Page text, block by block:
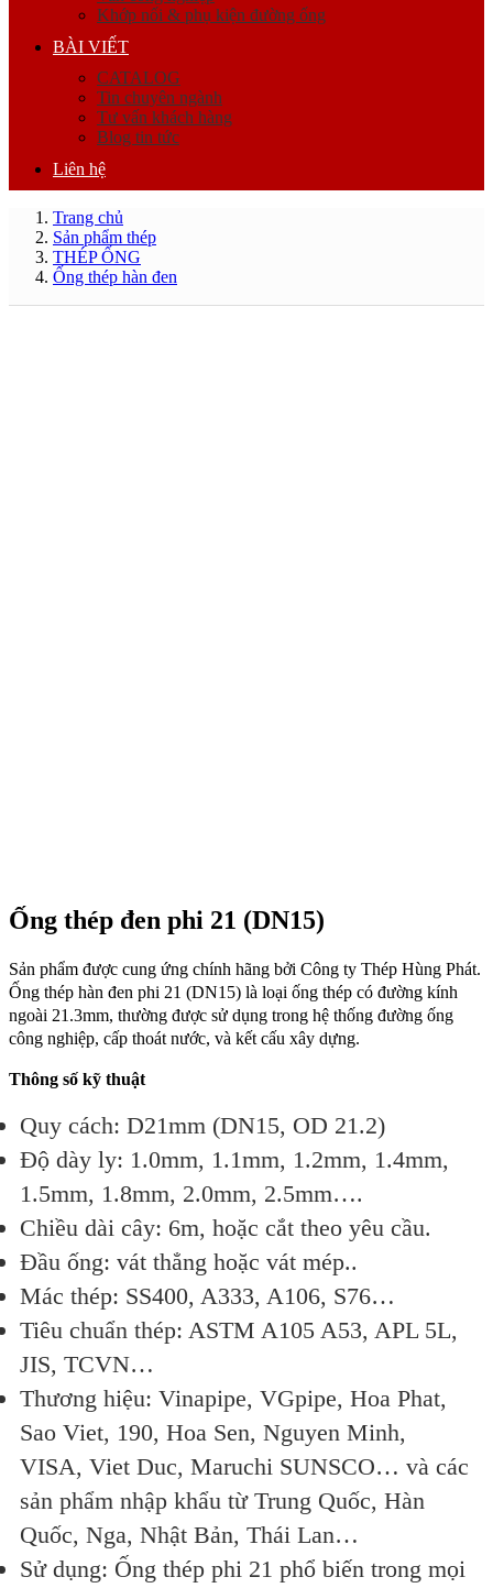
Khớp nối & phụ kiện đường ống
BÀI VIẾT
CATALOG
Tin chuyên ngành
Tư vấn khách hàng
Blog tin tức
Liên hệ
Trang chủ
Sản phẩm thép
THÉP ỐNG
Ống thép hàn đen
Ống thép đen phi 21 (DN15)
Sản phẩm được cung ứng chính hãng bởi Công ty Thép Hùng Phát.
Ống thép hàn đen phi 21 (DN15) là loại ống thép có đường kính
ngoài 21.3mm, thường được sử dụng trong hệ thống đường ống
công nghiệp, cấp thoát nước, và kết cấu xây dựng.
Thông số kỹ thuật
Quy cách: D21mm (DN15, OD 21.2)
Độ dày ly: 1.0mm, 1.1mm, 1.2mm, 1.4mm,
1.5mm, 1.8mm, 2.0mm, 2.5mm….
Chiều dài cây: 6m, hoặc cắt theo yêu cầu.
Đầu ống: vát thẳng hoặc vát mép..
Mác thép: SS400, A333, A106, S76…
Tiêu chuẩn thép: ASTM A105 A53, APL 5L,
JIS, TCVN…
Thương hiệu: Vinapipe, VGpipe, Hoa Phat,
Sao Viet, 190, Hoa Sen, Nguyen Minh,
VISA, Viet Duc, Maruchi SUNSCO… và các
sản phẩm nhập khẩu từ Trung Quốc, Hàn
Quốc, Nga, Nhật Bản, Thái Lan…
Sử dụng: Ống thép phi 21 phổ biến trong mọi